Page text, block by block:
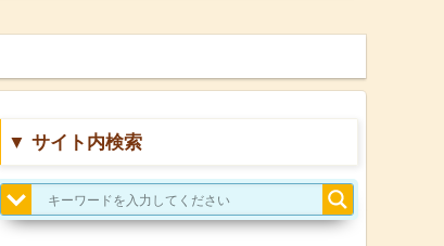
▼ サイト内検索